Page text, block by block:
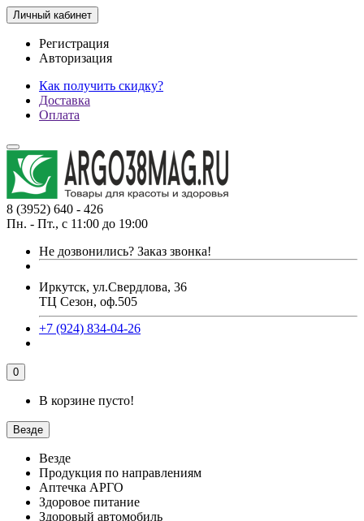
Личный кабинет
Регистрация
Авторизация
Как получить скидку?
Доставка
Оплата
8 (3952) 640 - 426
Пн. - Пт., с 11:00 до 19:00
Не дозвонились? Заказ звонка!
Иркутск, ул.Свердлова, 36
ТЦ Сезон, оф.505
+7 (924) 834-04-26
0
В корзине пусто!
Везде
Везде
Продукция по направлениям
Аптечка АРГО
Здоровое питание
Здоровый автомобиль